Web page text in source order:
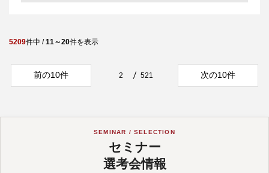
5209件中 /11～20件を表示
前の10件 2 521 次の10件
SEMINAR / SELECTION
セミナー
選考会情報